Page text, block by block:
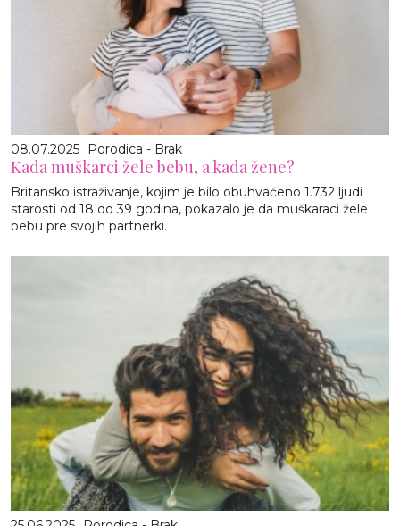
08.07.2025 Porodica - Brak
Kada muškarci žele bebu, a kada žene?
Britansko istraživanje, kojim je bilo obuhvaćeno 1.732 ljudi
starosti od 18 do 39 godina, pokazalo je da muškaraci žele
bebu pre svojih partnerki.